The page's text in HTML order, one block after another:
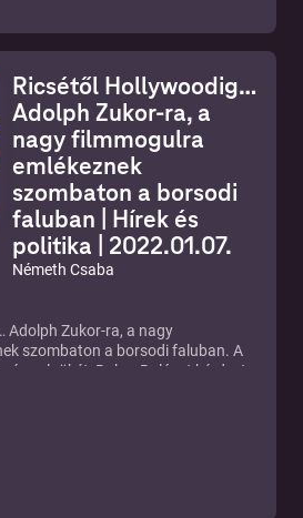
Ricsétől Hollywoodig…
Adolph Zukor-ra, a
nagy filmmogulra
emlékeznek
szombaton a borsodi
faluban | Hírek és
politika | 2022.01.07.
Németh Csaba
Adolph Zukor-ra, a nagy
szombaton a borsodi faluban. A
elnökét, Bokor Balázst kérdezte